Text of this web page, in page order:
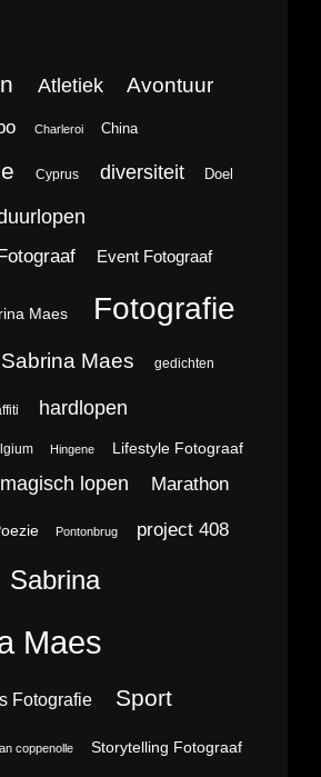
Atletiek Avontuur
Charleroi China
Cyprus diversiteit Doel
Event Fotograaf
Maes Fotografie
Maes gedichten
hardlopen
Hingene Lifestyle Fotograaf
magisch lopen Marathon
Pontonbrug project 408
Sabrina
Maes
Fotografie Sport
coppenolle Storytelling Fotograaf